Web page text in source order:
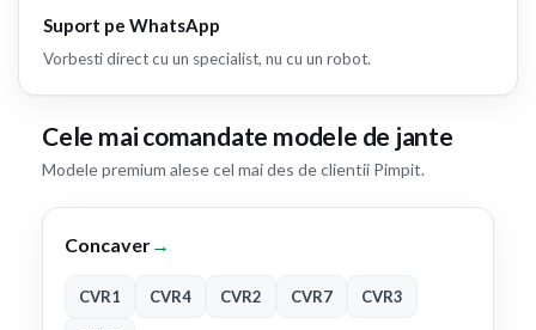
Suport pe WhatsApp
Vorbesti direct cu un specialist, nu cu un robot.
Cele mai comandate modele de jante
Modele premium alese cel mai des de clientii Pimpit.
Concaver→
CVR1 CVR4 CVR2 CVR7 CVR3